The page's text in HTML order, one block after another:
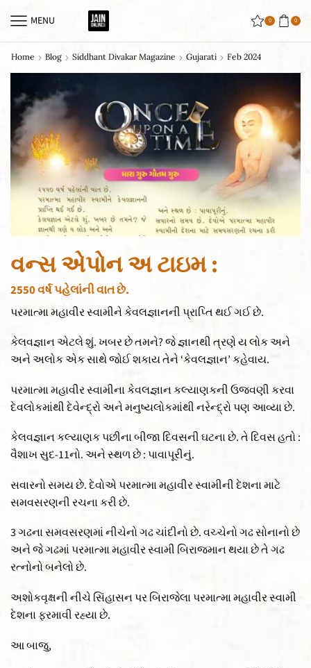
MENU 0 0
Home Blog Siddhant Divakar Magazine Gujarati Feb 2024
વન્સ એપોન અ ટાઇમ :
2550 વર્ષ પહેલાંની વાત છે.
પરમાત્મા મહાવીર સ્વામીને કેવલજ્ઞાનની પ્રાપ્તિ થઈ ગઈ છે.
કેલવજ્ઞાન એટલે શું. ખબર છે તમને? જે જ્ઞાનથી ત્રણે ય લોક અને
અને અલોક એક સાથે જોઈ શકાય તેને ‘કેવલજ્ઞાન’ કહેવાય.
પરમાત્મા મહાવીર સ્વામીના કેવલજ્ઞાન કલ્યાણકની ઉજવણી કરવા
દેવલોકમાંથી દેવેન્દ્રો અને મનુષ્યલોકમાંથી નરેન્દ્રો પણ આવ્યા છે.
કેલવજ્ઞાન કલ્યાણક પછીના બીજા દિવસની ઘટના છે. તે દિવસ હતો :
વૈશાખ સુદ-11નો. અને સ્થળ છે : પાવાપૂરીનું.
સવારનો સમય છે. દેવોએ પરમાત્મા મહાવીર સ્વામીની દેશના માટે
સમવસરણની રચના કરી છે.
3 ગઢના સમવસરણમાં નીચેનો ગઢ ચાંદીનો છે. વચ્ચેનો ગઢ સોનાનો છે
અને જે ગઢમાં પરમાત્મા મહાવીર સ્વામી બિરાજમાન થયા છે તે ગઢ
રત્નોનો બનેલો છે.
અશોકવૃક્ષની નીચે સિંહાસન પર બિરાજેલા પરમાત્મા મહાવીર સ્વામી
દેશના ફરમાવી રહ્યા છે.
આ બાજુ,